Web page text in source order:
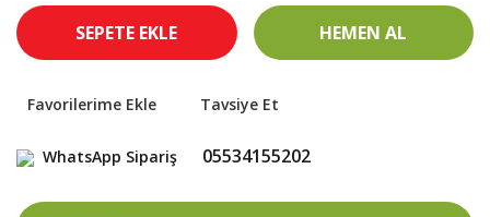
SEPETE EKLE HEMEN AL
Tavsiye Et
WhatsApp Sipariş 05534155202